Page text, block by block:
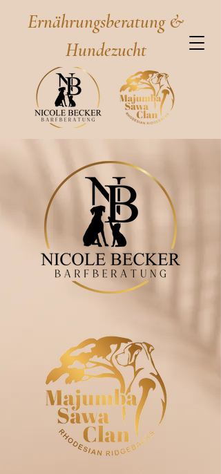
Ernährungsberatung &
Hundezucht